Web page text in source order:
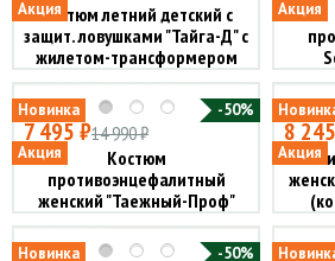
АкцияКостюм летний детский с
защит. ловушками "Тайга-Д" с
жилетом-трансформером
(мини рип-стоп, бежевый)
Акция
Новинка
Акция
-50%
7 495 ₽14 990 ₽
Костюм
противоэнцефалитный
женский "Таежный-Проф"
(оливковый)
Акция
8
Новинка -50%